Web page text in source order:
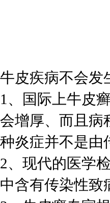
牛皮疾病不会发
1、国际上牛皮
会增厚、而且病
种炎症并不是由
2、现代的医学
中含有传染性致